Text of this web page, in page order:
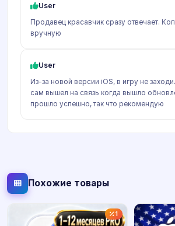
User
Продавец красавчик сразу отвечает.
вручную
User
Из-за новой версии iOS, в игру не
сам вышел на связь когда вышло
прошло успешно, так что рекомендую
Похожие товары
1